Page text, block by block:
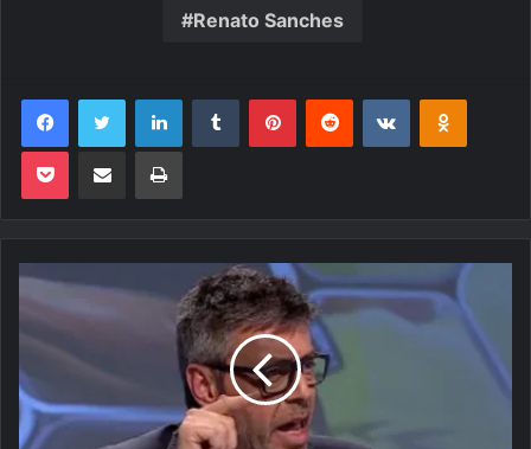
Renato Sanches
FacebookTwitter LinkedinTumblr PinterestReddit VK OK
Pocket Compartilhar via e-mail Imprimir